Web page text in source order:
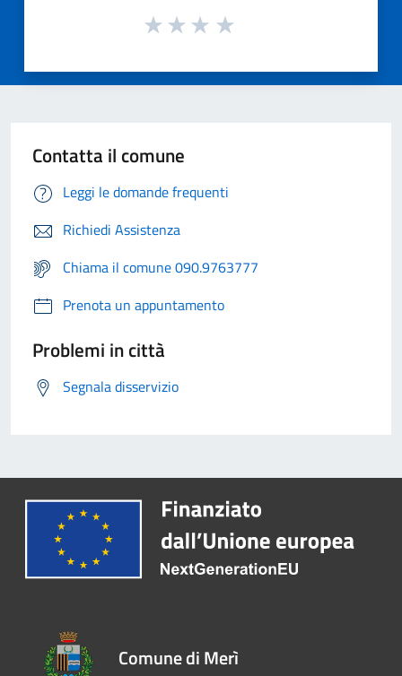
Contatta il comune
Leggi le domande frequenti
Richiedi Assistenza
Chiama il comune 090.9763777
Prenota un appuntamento
Problemi in città
Segnala disservizio
Comune di Merì